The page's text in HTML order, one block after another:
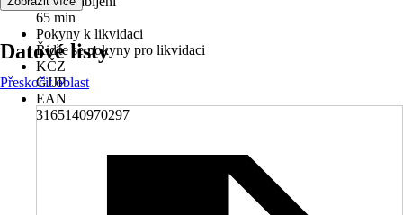
65 min
Pokyny k likvidaci
Řiďte se pokyny pro likvidaci
KČZ
GJJP
EAN
3165140970297
Datové listy
Přeskočit oblast